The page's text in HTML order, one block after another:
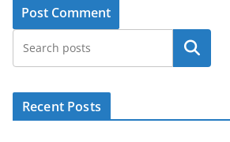
Search
Recent Posts